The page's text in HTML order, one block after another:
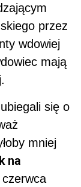
przez
wdowiej
mają
się o
mniej
na